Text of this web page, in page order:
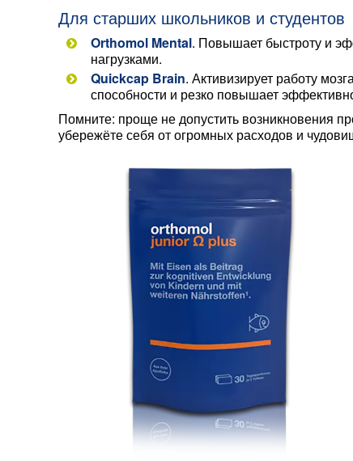
Для старших школьников и студентов
Orthomol Mental. Повышает быстроту и
нагрузками.
Quickcap Brain. Активизирует работу
способности и резко повышает
Помните: проще не допустить возникновения
убережёте себя от огромных расходов и